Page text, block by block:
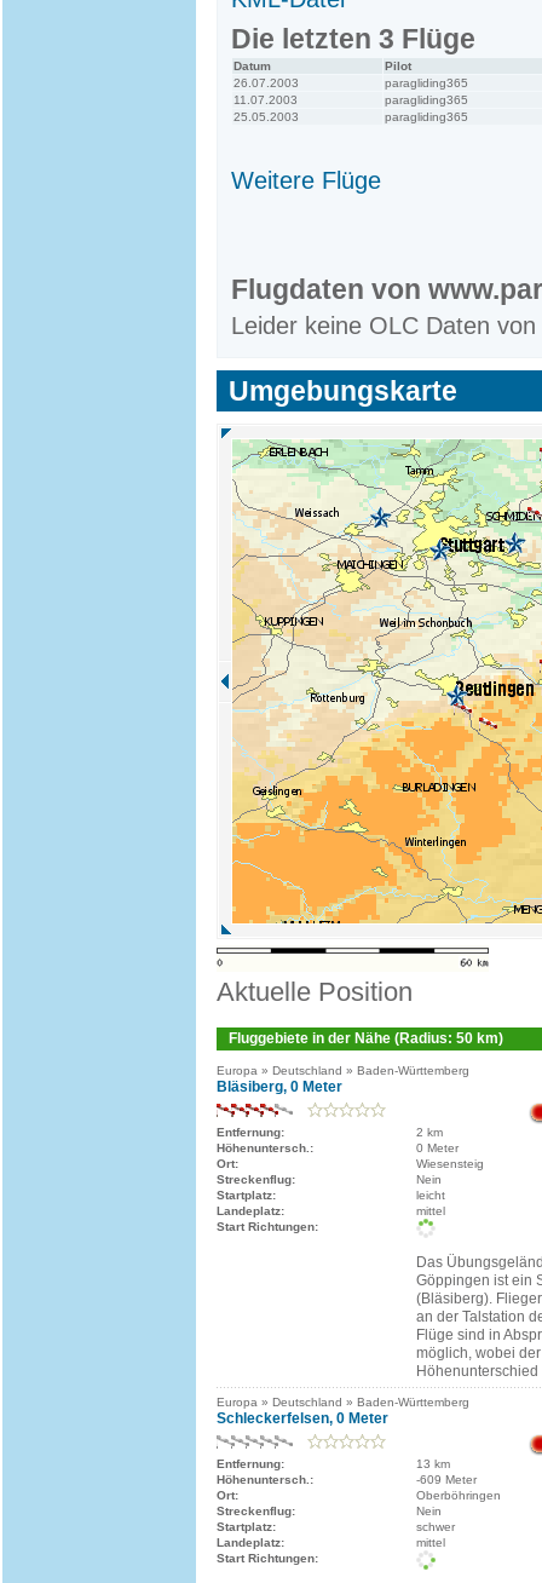
Die letzten 3 Flüge
Datum
Pilot
26.07.2003
paragliding365
11.07.2003
paragliding365
25.05.2003
paragliding365
Weitere Flüge
Flugdaten von
Leider keine OLC Daten
Umgebungskarte
Aktuelle Position
Fluggebiete in der Nähe (Radius: 50 km)
Europa » Deutschland » Baden-Württemberg
Bläsiberg, 0 Meter
Entfernung:
2 km
Höhenuntersch.:
0 Meter
Ort:
Wiesensteig
Streckenflug:
Nein
Startplatz:
leicht
Landeplatz:
mittel
Start Richtungen:
Das
Göppingen ist ein
(Bläsiberg).
an der Talstation
Flüge sind in
möglich, wobei der
Höhenunterschied
Europa » Deutschland » Baden-Württemberg
Schleckerfelsen, 0 Meter
Entfernung:
13 km
Höhenuntersch.:
-609 Meter
Ort:
Oberböhringen
Streckenflug:
Nein
Startplatz:
schwer
Landeplatz:
mittel
Start Richtungen: